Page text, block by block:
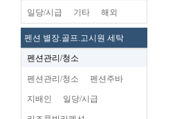
일당/시급 기타 해외
펜션 별장.골프.고시원 세탁
펜션관리/청소
펜션관리/청소 펜션주바
지배인 일당/시급